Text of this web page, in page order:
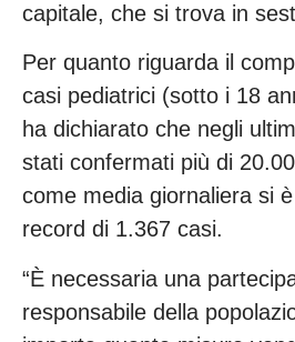
capitale, che si trova in
Per quanto riguarda il
casi pediatrici (sotto i 18
ha dichiarato che negli
stati confermati più di
come media giornaliera si
record di 1.367 casi.
“È necessaria una
responsabile della